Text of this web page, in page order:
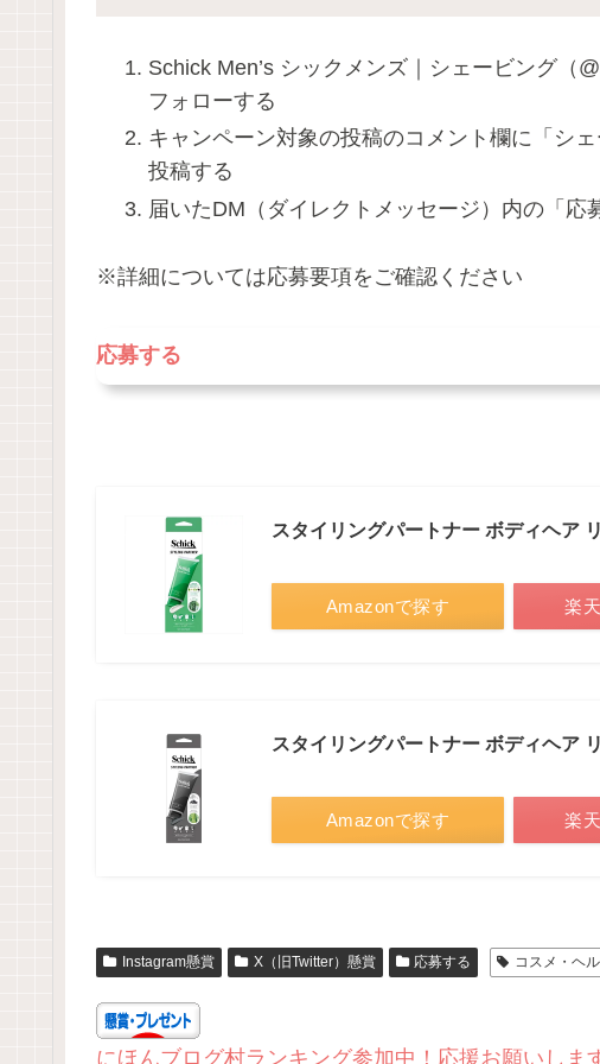
Schick Men’s シックメンズ｜シェービング（
フォローする
キャンペーン対象の投稿のコメント欄に「シ
投稿する
届いたDM（ダイレクトメッセージ）内の「応
※詳細については応募要項をご確認ください
応募する
スタイリングパートナー ボディヘア
Amazonで探す 楽
スタイリングパートナー ボディヘア
Amazonで探す 楽
Instagram懸賞 X（旧Twitter）懸賞 応募する コスメ・ヘ
にほんブログ村ランキング参加中！応援お願いしま